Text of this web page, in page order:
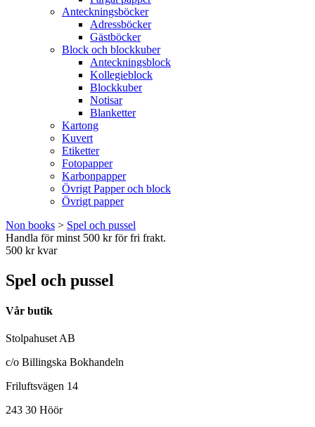
Anteckningsböcker
Adressböcker
Gästböcker
Block och blockkuber
Anteckningsblock
Kollegieblock
Blockkuber
Notisar
Blanketter
Kartong
Kuvert
Etiketter
Fotopapper
Karbonpapper
Övrigt Papper och block
Övrigt papper
Non books > Spel och pussel
Handla för minst 500 kr för fri frakt.
500 kr kvar
Spel och pussel
Vår butik
Stolpahuset AB
c/o Billingska Bokhandeln
Friluftsvägen 14
243 30 Höör